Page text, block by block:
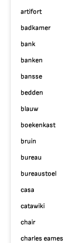
artifort
badkamer
bank
banken
bansse
bedden
blauw
boekenkast
bruin
bureau
bureaustoel
casa
catawiki
chair
charles eames